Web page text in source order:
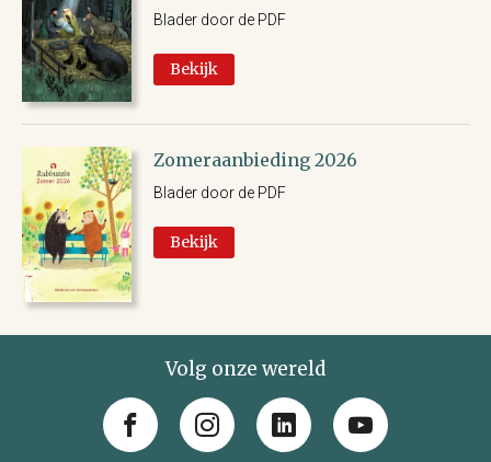
Blader door de PDF
Bekijk
Zomeraanbieding 2026
Blader door de PDF
Bekijk
Volg onze wereld